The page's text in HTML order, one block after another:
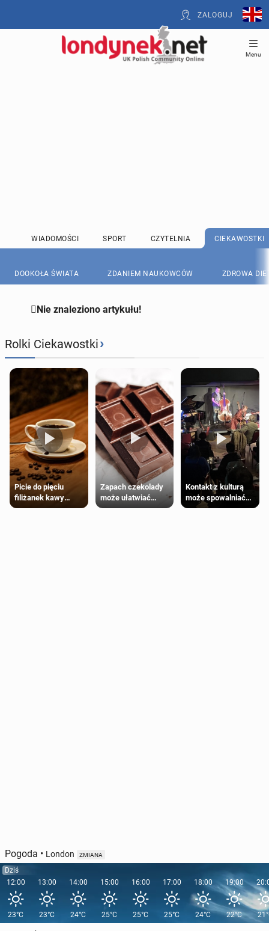
ZALOGUJ
Menu
WIADOMOŚCI SPORT CZYTELNIA CIEKAWOSTKI
DOOKOŁA ŚWIATA ZDANIEM NAUKOWCÓW ZDROWA
Nie znaleziono artykułu!
Rolki Ciekawostki›
Picie do pięciu
filiżanek kawy
dziennie jest
Zapach czekolady
może ułatwiać
trening siłowy
Kontakt z kulturą
może spowalniać
starzenie
Pogoda • London ZMIANA
Dziś
12:00
23°C
13:00
23°C
14:00
24°C
15:00
25°C
16:00
25°C
17:00
25°C
18:00
24°C
19:00
22°C